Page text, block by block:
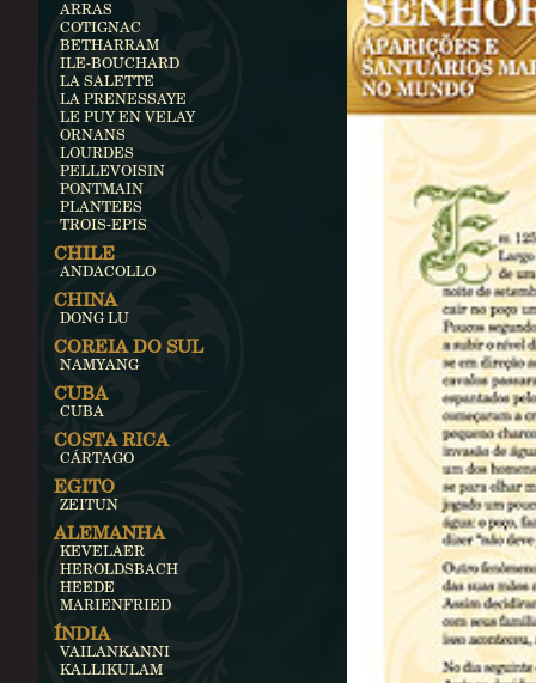
ARRAS
COTIGNAC
BETHARRAM
ILE-BOUCHARD
LA SALETTE
LA PRENESSAYE
LE PUY EN VELAY
ORNANS
LOURDES
PELLEVOISIN
PONTMAIN
PLANTEES
TROIS-EPIS
CHILE
ANDACOLLO
CHINA
DONG LU
COREIA DO SUL
NAMYANG
CUBA
CUBA
COSTA RICA
CÁRTAGO
EGITO
ZEITUN
ALEMANHA
KEVELAER
HEROLDSBACH
HEEDE
MARIENFRIED
ÍNDIA
VAILANKANNI
KALLIKULAM